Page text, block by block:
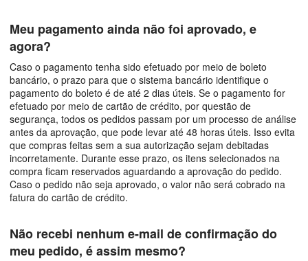
Meu pagamento ainda não foi aprovado, e
agora?
Caso o pagamento tenha sido efetuado por meio de boleto
bancário, o prazo para que o sistema bancário identifique o
pagamento do boleto é de até 2 dias úteis. Se o pagamento for
efetuado por meio de cartão de crédito, por questão de
segurança, todos os pedidos passam por um processo de análise
antes da aprovação, que pode levar até 48 horas úteis. Isso evita
que compras feitas sem a sua autorização sejam debitadas
incorretamente. Durante esse prazo, os itens selecionados na
compra ficam reservados aguardando a aprovação do pedido.
Caso o pedido não seja aprovado, o valor não será cobrado na
fatura do cartão de crédito.
Não recebi nenhum e-mail de confirmação do
meu pedido, é assim mesmo?